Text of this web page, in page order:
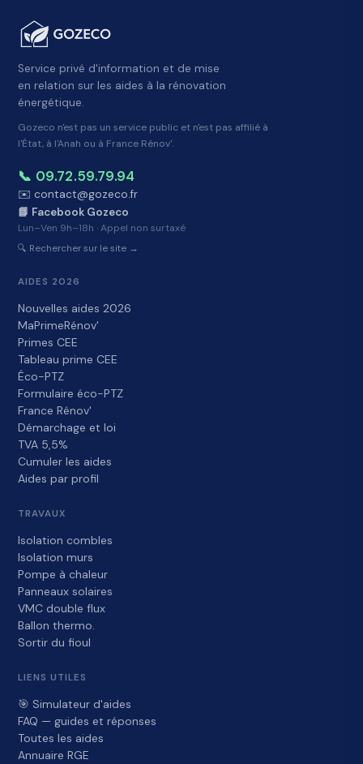
Service privé d'information et de mise
en relation sur les aides à la rénovation
énergétique.
Gozeco n'est pas un service public et n'est pas affilié à
l'État, à l'Anah ou à France Rénov'.
📞 09.72.59.79.94
✉️ contact@gozeco.fr
📘 Facebook Gozeco
Lun–Ven 9h–18h · Appel non surtaxé
🔍 Rechercher sur le site →
AIDES 2026
Nouvelles aides 2026
MaPrimeRénov'
Primes CEE
Tableau prime CEE
Éco-PTZ
Formulaire éco-PTZ
France Rénov'
Démarchage et loi
TVA 5,5%
Cumuler les aides
Aides par profil
TRAVAUX
Isolation combles
Isolation murs
Pompe à chaleur
Panneaux solaires
VMC double flux
Ballon thermo.
Sortir du fioul
LIENS UTILES
🎯 Simulateur d'aides
FAQ — guides et réponses
Toutes les aides
Annuaire RGE